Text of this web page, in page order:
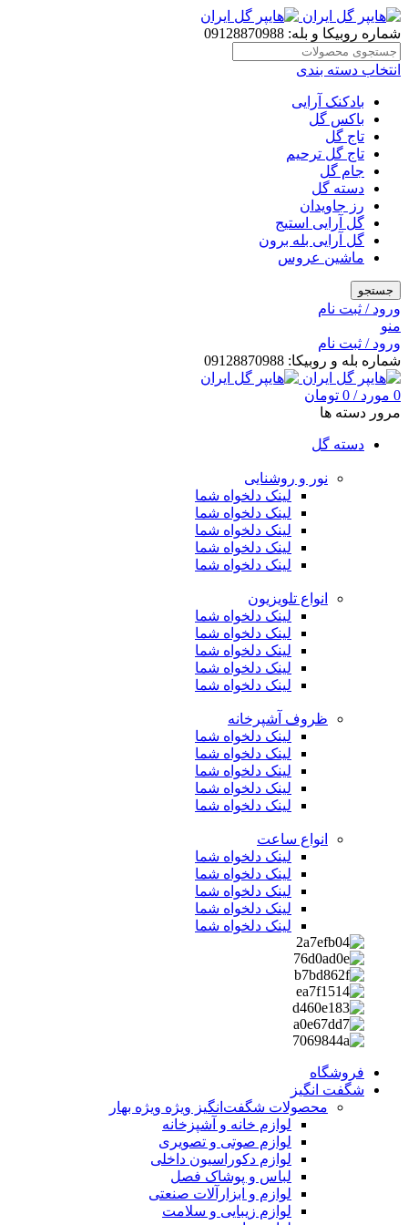
شماره روبیکا و بله: 09128870988
انتخاب دسته بندی
بادکنک آرایی
باکس گل
تاج گل
تاج گل ترحیم
جام گل
دسته گل
رز جاویدان
گل آرایی استیج
گل آرایی بله برون
ماشین عروس
جستجو
ورود / ثبت نام
منو
ورود / ثبت نام
شماره بله و روبیکا: 09128870988
0 مورد /
0 تومان
مرور دسته ها
دسته گل
نور و روشنایی
لینک دلخواه شما
لینک دلخواه شما
لینک دلخواه شما
لینک دلخواه شما
لینک دلخواه شما
انواع تلویزیون
لینک دلخواه شما
لینک دلخواه شما
لینک دلخواه شما
لینک دلخواه شما
لینک دلخواه شما
ظروف آشپرخانه
لینک دلخواه شما
لینک دلخواه شما
لینک دلخواه شما
لینک دلخواه شما
لینک دلخواه شما
انواع ساعت
لینک دلخواه شما
لینک دلخواه شما
لینک دلخواه شما
لینک دلخواه شما
لینک دلخواه شما
فروشگاه
شگفت انگیز
محصولات شگفت‌انگیز ویژه ویژه بهار
لوازم خانه و آشپزخانه
لوازم صوتی و تصویری
لوازم دکوراسیون داخلی
لباس و پوشاک فصل
لوازم و ابزارآلات صنعتی
لوازم زیبایی و سلامت